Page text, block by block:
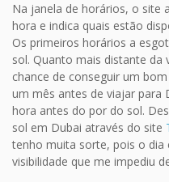
Na janela de horários, o site
hora e indica quais estão
Os primeiros horários a
sol. Quanto mais distante
chance de conseguir um
um mês antes de viajar para
hora antes do por do sol.
sol em Dubai através do site
tenho muita sorte, pois o
visibilidade que me impediu